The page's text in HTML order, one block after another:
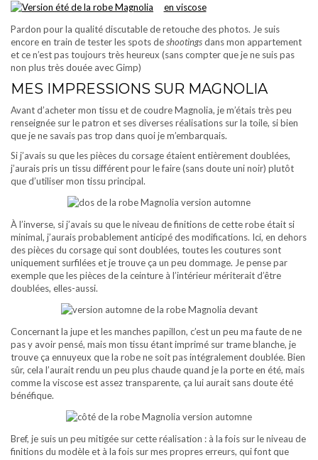
Pardon pour la qualité discutable de retouche des photos. Je suis
encore en train de tester les spots deshootingsdans mon appartement
et ce n’est pas toujours très heureux (sans compter que je ne suis pas
non plus très douée avec Gimp)
MES IMPRESSIONS SUR MAGNOLIA
Avant d’acheter mon tissu et de coudre Magnolia, je m’étais très peu
renseignée sur le patron et ses diverses réalisations sur la toile, si bien
que je ne savais pas trop dans quoi je m’embarquais.
Si j’avais su que les pièces du corsage étaient entièrement doublées,
j’aurais pris un tissu différent pour le faire (sans doute uni noir) plutôt
que d’utiliser mon tissu principal.
À l’inverse, si j’avais su que le niveau de finitions de cette robe était si
minimal, j’aurais probablement anticipé des modifications. Ici, en dehors
des pièces du corsage qui sont doublées, toutes les coutures sont
uniquement surfilées et je trouve ça un peu dommage. Je pense par
exemple que les pièces de la ceinture à l’intérieur mériterait d’être
doublées, elles-aussi.
Concernant la jupe et les manches papillon, c’est un peu ma faute de ne
pas y avoir pensé, mais mon tissu étant imprimé sur trame blanche, je
trouve ça ennuyeux que la robe ne soit pas intégralement doublée. Bien
sûr, cela l’aurait rendu un peu plus chaude quand je la porte en été, mais
comme la viscose est assez transparente, ça lui aurait sans doute été
bénéfique.
Bref, je suis un peu mitigée sur cette réalisation : à la fois sur le niveau de
finitions du modèle et à la fois sur mes propres erreurs, qui font que